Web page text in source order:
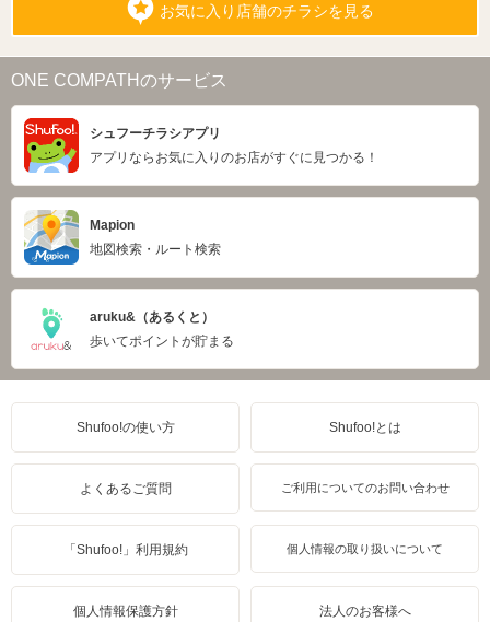
お気に入り店舗のチラシを見る
ONE COMPATHのサービス
シュフーチラシアプリ
アプリならお気に入りのお店がすぐに見つかる！
Mapion
地図検索・ルート検索
aruku&（あるくと）
歩いてポイントが貯まる
Shufoo!の使い方 Shufoo!とは
よくあるご質問 ご利用についてのお問い合わせ
「Shufoo!」利用規約 個人情報の取り扱いについて
個人情報保護方針 法人のお客様へ